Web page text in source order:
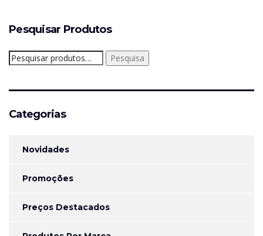
Pesquisar Produtos
Pesquisar
por:
Pesquisa
Categorias
Novidades
Promoções
Preços Destacados